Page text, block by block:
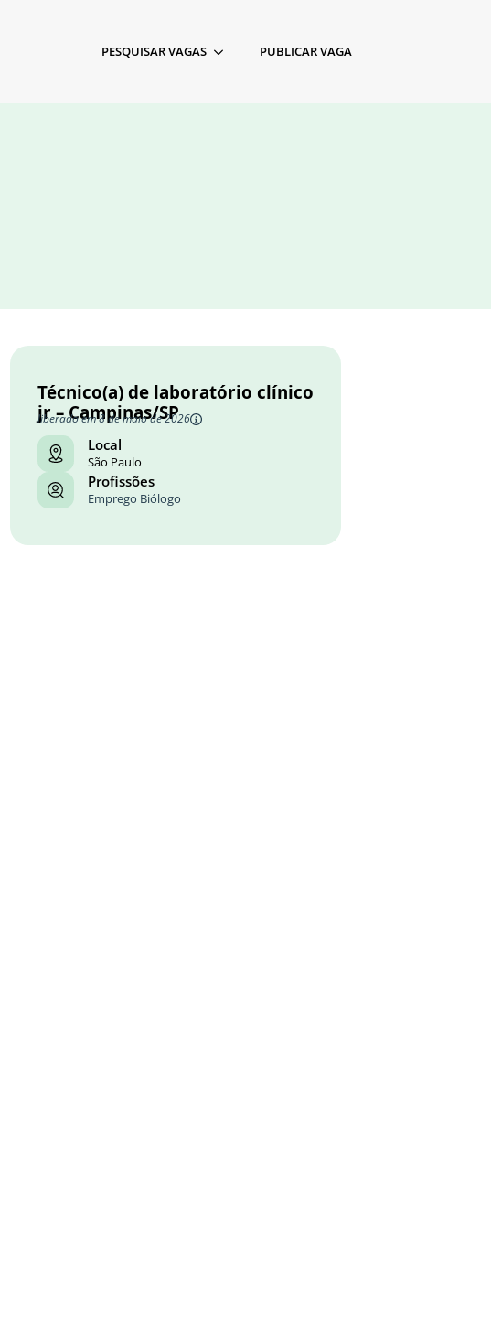
PESQUISAR VAGAS PUBLICAR VAGA
Técnico(a) de laboratório clínico
jr – Campinas/SP
liberado em 8 de maio de 2026
Local
São Paulo
Profissões
Emprego Biólogo